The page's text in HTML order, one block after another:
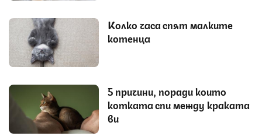
Колко часа спят малките
котенца
5 причини, поради които
котката спи между краката
ви